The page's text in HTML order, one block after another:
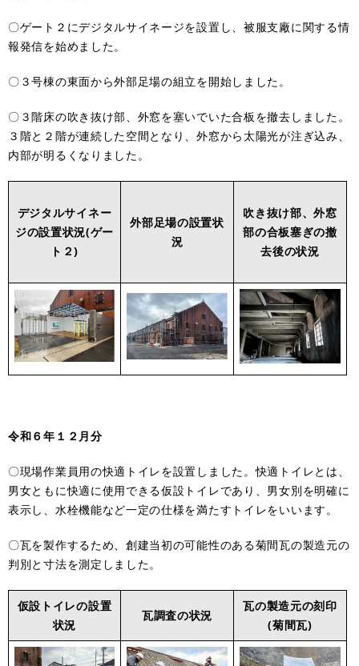
〇ゲート２にデジタルサイネージを設置し、被服支廠に関する情
報発信を始めました。
〇３号棟の東面から外部足場の組立を開始しました。
〇３階床の吹き抜け部、外窓を塞いでいた合板を撤去しました。
３階と２階が連続した空間となり、外窓から太陽光が注ぎ込み、
内部が明るくなりました。
デジタルサイネー
ジの設置状況(ゲー
ト２)
外部足場の設置状
況
吹き抜け部、外窓
部の合板塞ぎの撤
去後の状況
令和６年１２月分
〇現場作業員用の快適トイレを設置しました。快適トイレとは、
男女ともに快適に使用できる仮設トイレであり、男女別を明確に
表示し、水栓機能など一定の仕様を満たすトイレをいいます。
〇瓦を製作するため、創建当初の可能性のある菊間瓦の製造元の
判別と寸法を測定しました。
仮設トイレの設置
状況
瓦調査の状況
瓦の製造元の刻印
(菊間瓦)